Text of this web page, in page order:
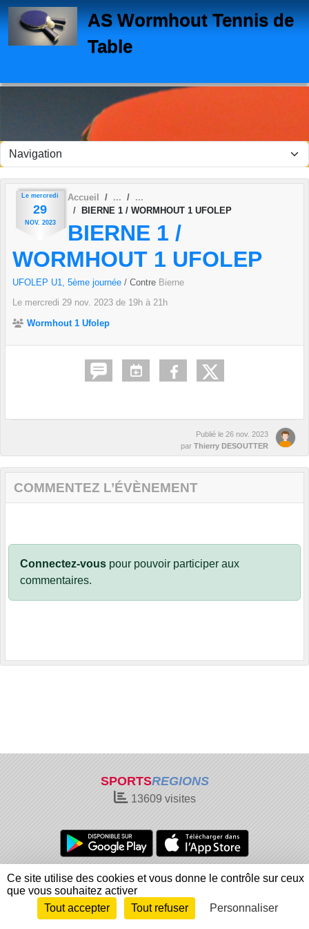
AS Wormhout Tennis de
Table
Le mercredi
29
NOV. 2023
Accueil
BIERNE 1 / WORMHOUT 1 UFOLEP
BIERNE 1 /
WORMHOUT 1 UFOLEP
UFOLEP U1, 5ème journée / Contre Bierne
Le mercredi 29 nov. 2023 de 19h à 21h
Wormhout 1 Ufolep
Publié le 26 nov. 2023
par Thierry DESOUTTER
COMMENTEZ L’ÉVÈNEMENT
Connectez-vous pour pouvoir participer aux
commentaires.
SPORTSREGIONS
13609 visites
Charte cookies
Gestion des cookies
Informations légales
Signaler un contenu inapproprié
Envie de participer ?
Connexion
Panneau de gestion des cookies
Ce site utilise des cookies et vous donne le contrôle sur ceux
que vous souhaitez activer
Tout accepter
Tout refuser Personnaliser